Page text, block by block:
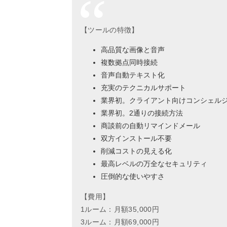
【ツールの特徴】
高品質な画像と音声
複数拠点同時接続
音声自動テキスト化
充実のテクニカルサポート
業界初。クライアント向けコンシェル
業界初。2通りの接続方法
商談前の自動リマインドメール
双方インストール不要
削減コストの見える化
最高レベルの万全なセキュリティ
圧倒的な使いやすさ
【費用】
1ルーム：月額35,000円
3ルーム：月額69,000円